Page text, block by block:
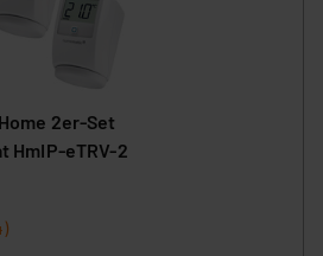
2er-Set
HmIP-eTRV-2